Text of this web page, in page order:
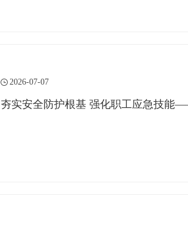
2026-07-07
夯实安全防护根基 强化职工应急技能